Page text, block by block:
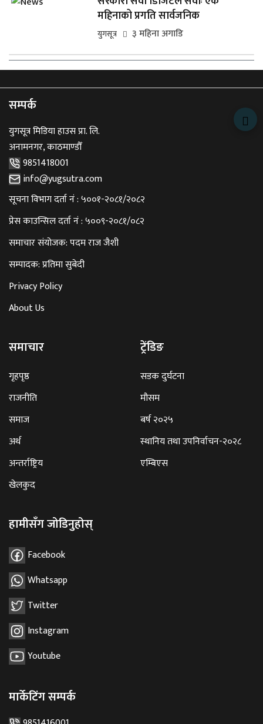
महिनाको प्रगति सार्वजनिक
युगसूत्र ३ महिना अगाडि
सम्पर्क
युगसूत्र मिडिया हाउस प्रा. लि.
अनामनगर, काठमाण्डौँ
9851418001
info@yugsutra.com
सूचना विभाग दर्ता नं : ५००१-२०८१/२०८२
प्रेस काउन्सिल दर्ता नं : ५००९-२०८१/०८२
समाचार संयोजक: पदम राज जैशी
सम्पादक: प्रतिमा सुबेदी
Privacy Policy
About Us
समाचार
गृहपृष्ठ
राजनीति
समाज
अर्थ
अन्तर्राष्ट्रिय
खेलकुद
ट्रेंडिङ
सडक दुर्घटना
मौसम
बर्ष २०२५
स्थानिय तथा उपनिर्वाचन-२०२८
एम्बिएस
हामीसँग जोडिनुहोस्
Facebook
Whatsapp
Twitter
Instagram
Youtube
मार्केटिंग सम्पर्क